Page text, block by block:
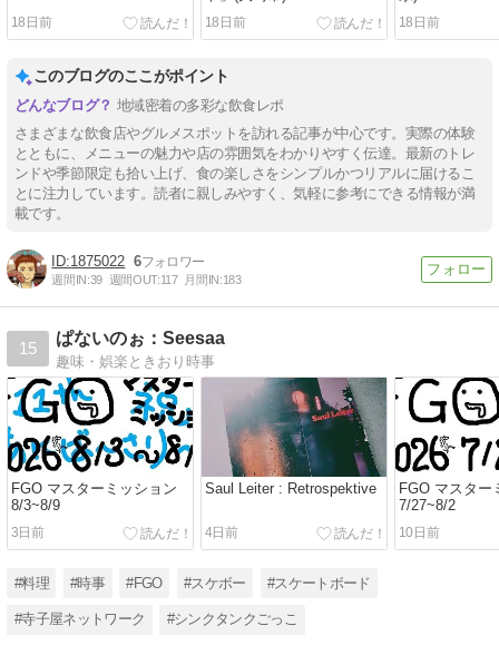
18日前
18日前
18日前
このブログのここがポイント
地域密着の多彩な飲食レポ
さまざまな飲食店やグルメスポットを訪れる記事が中心です。実際の体験
とともに、メニューの魅力や店の雰囲気をわかりやすく伝達。最新のトレ
ンドや季節限定も拾い上げ、食の楽しさをシンプルかつリアルに届けるこ
とに注力しています。読者に親しみやすく、気軽に参考にできる情報が満
載です。
1875022 6
週間IN:39 週間OUT:117 月間IN:183
15
ぱないのぉ：Seesaa
趣味・娯楽ときおり時事
FGO マスターミッション
8/3~8/9
3日前
Saul Leiter : Retrospektive
4日前
FGO マスター
7/27~8/2
10日前
#料理 #時事 #FGO #スケボー #スケートボード
#寺子屋ネットワーク #シンクタンクごっこ